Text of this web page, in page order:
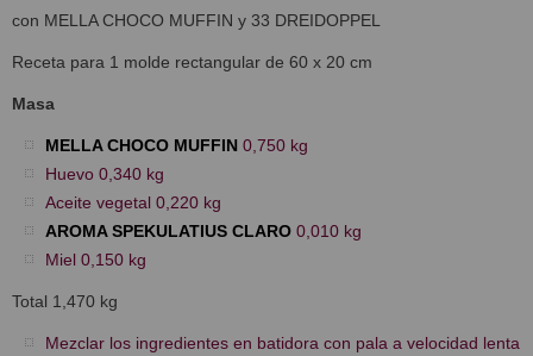
con MELLA CHOCO MUFFIN y 33 DREIDOPPEL
Receta para 1 molde rectangular de 60 x 20 cm
Masa
MELLA CHOCO MUFFIN 0,750 kg
Huevo 0,340 kg
Aceite vegetal 0,220 kg
AROMA SPEKULATIUS CLARO 0,010 kg
Miel 0,150 kg
Total 1,470 kg
Mezclar los ingredientes en batidora con pala a velocidad lenta